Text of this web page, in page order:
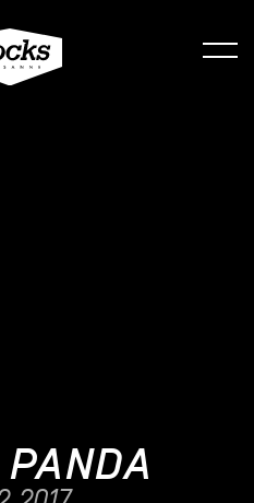
PANDA